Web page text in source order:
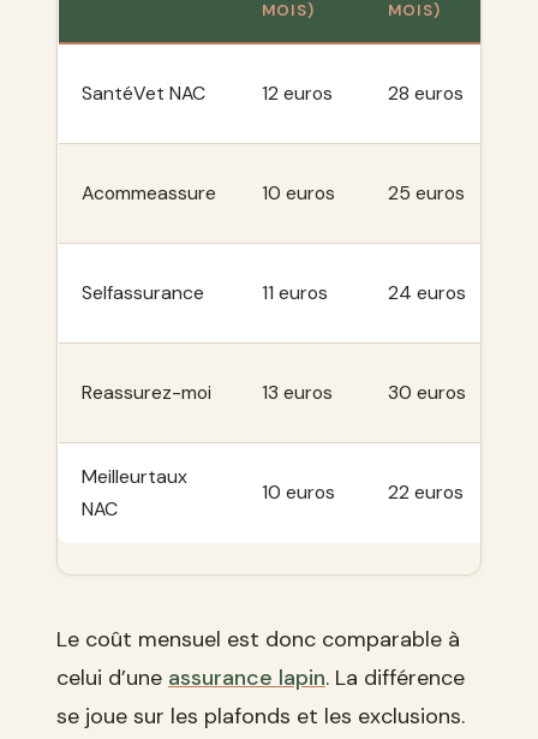
MOIS)
MOIS)
SantéVet NAC 12 euros 28 euros
Acommeassure 10 euros 25 euros
Selfassurance 11 euros 24 euros
Reassurez-moi 13 euros 30 euros
Meilleurtaux
NAC
10 euros 22 euros
Le coût mensuel est donc comparable à
celui d’une assurance lapin. La différence
se joue sur les plafonds et les exclusions.